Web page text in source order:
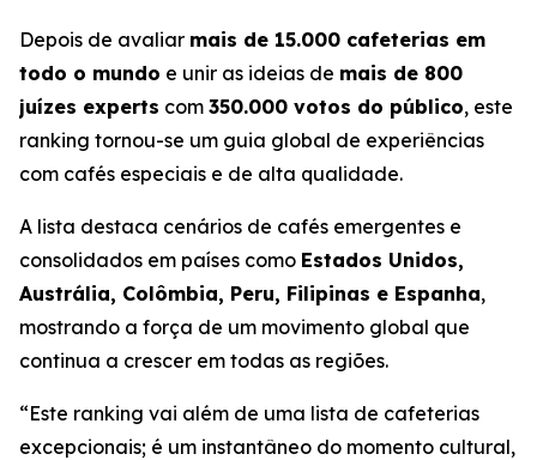
Depois de avaliar mais de 15.000 cafeterias em
todo o mundo e unir as ideias de mais de 800
juízes experts com 350.000 votos do público, este
ranking tornou-se um guia global de experiências
com cafés especiais e de alta qualidade.
A lista destaca cenários de cafés emergentes e
consolidados em países como Estados Unidos,
Austrália, Colômbia, Peru, Filipinas e Espanha,
mostrando a força de um movimento global que
continua a crescer em todas as regiões.
“Este ranking vai além de uma lista de cafeterias
excepcionais; é um instantâneo do momento cultural,